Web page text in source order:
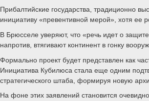
Прибалтийские государства, традиционно
инициативу «превентивной мерой», хотя ее
В Брюсселе уверяют, что «речь идет о
напротив, втягивают континент в гонку
Формально проект будет представлен как
Инициатива Кубилюса стала еще одним
стратегического штаба, формируя новую
На фоне этих заявлений становится